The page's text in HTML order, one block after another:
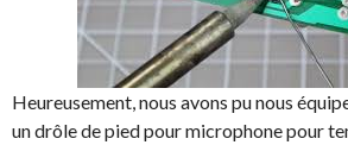
Heureusement, nous avons pu nous
un drôle de pied pour microphone pour